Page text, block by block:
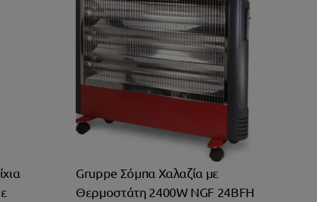
Gruppe Σόμπα Χαλαζία με
Θερμοστάτη 2400W NGF 24BFH